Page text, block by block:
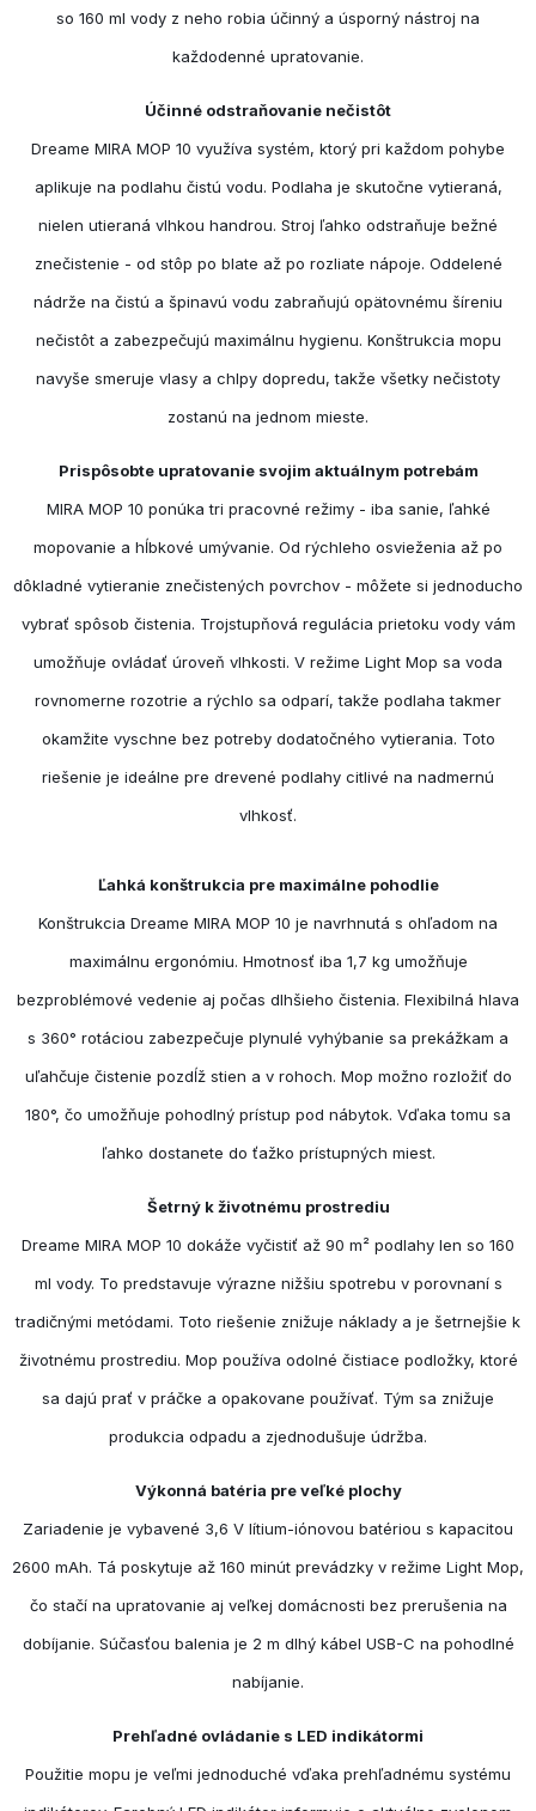
so 160 ml vody z neho robia účinný a úsporný nástroj na
každodenné upratovanie.
Účinné odstraňovanie nečistôt
Dreame MIRA MOP 10 využíva systém, ktorý pri každom pohybe
aplikuje na podlahu čistú vodu. Podlaha je skutočne vytieraná,
nielen utieraná vlhkou handrou. Stroj ľahko odstraňuje bežné
znečistenie - od stôp po blate až po rozliate nápoje. Oddelené
nádrže na čistú a špinavú vodu zabraňujú opätovnému šíreniu
nečistôt a zabezpečujú maximálnu hygienu. Konštrukcia mopu
navyše smeruje vlasy a chlpy dopredu, takže všetky nečistoty
zostanú na jednom mieste.
Prispôsobte upratovanie svojim aktuálnym potrebám
MIRA MOP 10 ponúka tri pracovné režimy - iba sanie, ľahké
mopovanie a hĺbkové umývanie. Od rýchleho osvieženia až po
dôkladné vytieranie znečistených povrchov - môžete si jednoducho
vybrať spôsob čistenia. Trojstupňová regulácia prietoku vody vám
umožňuje ovládať úroveň vlhkosti. V režime Light Mop sa voda
rovnomerne rozotrie a rýchlo sa odparí, takže podlaha takmer
okamžite vyschne bez potreby dodatočného vytierania. Toto
riešenie je ideálne pre drevené podlahy citlivé na nadmernú
vlhkosť.
Ľahká konštrukcia pre maximálne pohodlie
Konštrukcia Dreame MIRA MOP 10 je navrhnutá s ohľadom na
maximálnu ergonómiu. Hmotnosť iba 1,7 kg umožňuje
bezproblémové vedenie aj počas dlhšieho čistenia. Flexibilná hlava
s 360° rotáciou zabezpečuje plynulé vyhýbanie sa prekážkam a
uľahčuje čistenie pozdĺž stien a v rohoch. Mop možno rozložiť do
180°, čo umožňuje pohodlný prístup pod nábytok. Vďaka tomu sa
ľahko dostanete do ťažko prístupných miest.
Šetrný k životnému prostrediu
Dreame MIRA MOP 10 dokáže vyčistiť až 90 m² podlahy len so 160
ml vody. To predstavuje výrazne nižšiu spotrebu v porovnaní s
tradičnými metódami. Toto riešenie znižuje náklady a je šetrnejšie k
životnému prostrediu. Mop používa odolné čistiace podložky, ktoré
sa dajú prať v práčke a opakovane používať. Tým sa znižuje
produkcia odpadu a zjednodušuje údržba.
Výkonná batéria pre veľké plochy
Zariadenie je vybavené 3,6 V lítium-iónovou batériou s kapacitou
2600 mAh. Tá poskytuje až 160 minút prevádzky v režime Light Mop,
čo stačí na upratovanie aj veľkej domácnosti bez prerušenia na
dobíjanie. Súčasťou balenia je 2 m dlhý kábel USB-C na pohodlné
nabíjanie.
Prehľadné ovládanie s LED indikátormi
Použitie mopu je veľmi jednoduché vďaka prehľadnému systému